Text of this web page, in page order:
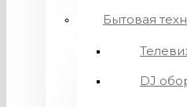
Бытовая
DJ